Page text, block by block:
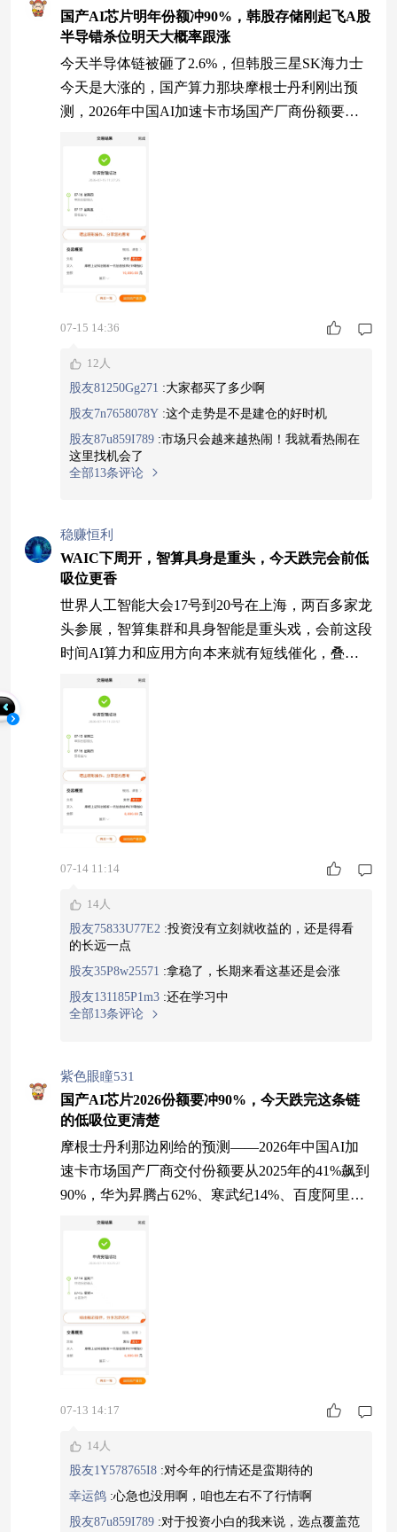
国产AI芯片明年份额冲90%，韩股存储刚起飞A股
半导错杀位明天大概率跟涨
今天半导体链被砸了2.6%，但韩股三星SK海力士
今天是大涨的，国产算力那块摩根士丹利刚出预
测，2026年中国AI加速卡市场国产厂商份额要从2
025年的41%飙到90%，英伟达在华份额从95%缩到
个位数，寒武纪、海光一季度营收都涨了50%以
上，这条链的量价齐升才刚开始，A股今天这跌是
外资短期挪仓位去追大涨的韩股，和国产AI基本
面没关系，韩股大涨反而把明天A股半导的补涨锚
死了。现在这种极端分化的行情，
07-15 14:36
12人
股友81250Gg271 :大家都买了多少啊
股友7n7658078Y :这个走势是不是建仓的好时机
股友87u859I789 :市场只会越来越热闹！我就看热闹在
这里找机会了
全部13条评论
稳赚恒利
WAIC下周开，智算具身是重头，今天跌完会前低
吸位更香
世界人工智能大会17号到20号在上海，两百多家龙
头参展，智算集群和具身智能是重头戏，会前这段
时间AI算力和应用方向本来就有短线催化，叠加
长鑫16号申购、晶圆代工涨价、超算节点上线、高
盛看多中国AI硬件，几件事凑一条链上。今天低
开把不少人吓出去，但你看科创半导体这边资金还
在回流，上周韩股连跌次日A股反包的剧本还热
乎，这种会前的低开就是越跌越该摊的窗口，博反
弹要的就是这种有事件催化、有产业故事、还有供
07-14 11:14
14人
股友75833U77E2 :投资没有立刻就收益的，还是得看
的长远一点
股友35P8w25571 :拿稳了，长期来看这基还是会涨
股友131185P1m3 :还在学习中
全部13条评论
紫色眼瞳531
国产AI芯片2026份额要冲90%，今天跌完这条链
的低吸位更清楚
摩根士丹利那边刚给的预测——2026年中国AI加
速卡市场国产厂商交付份额要从2025年的41%飙到
90%，华为昇腾占62%、寒武纪14%、百度阿里各
5%，英伟达在华份额从近乎垄断的95%缩到个位
数，对应的数据是寒武纪一季度营收28.85亿同比+
159.56%、海光一季度营收40.34亿同比+68.08%、
摩尔线程和东华软件签的三年50万片GPU独家采
购协议已经累计提货18.7万片，三家一季度营收合
07-13 14:17
14人
股友1Y578765I8 :对今年的行情还是蛮期待的
幸运鸽 :心急也没用啊，咱也左右不了行情啊
股友87u859I789 :对于投资小白的我来说，选点覆盖范